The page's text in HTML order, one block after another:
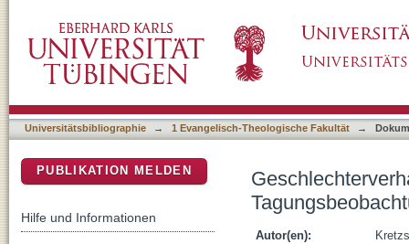
Universitätsbibliographie → 1 Evangelisch-Theologische Fakultät →
Autor(en):
PUBLIKATION MELDEN
Hilfe und Informationen